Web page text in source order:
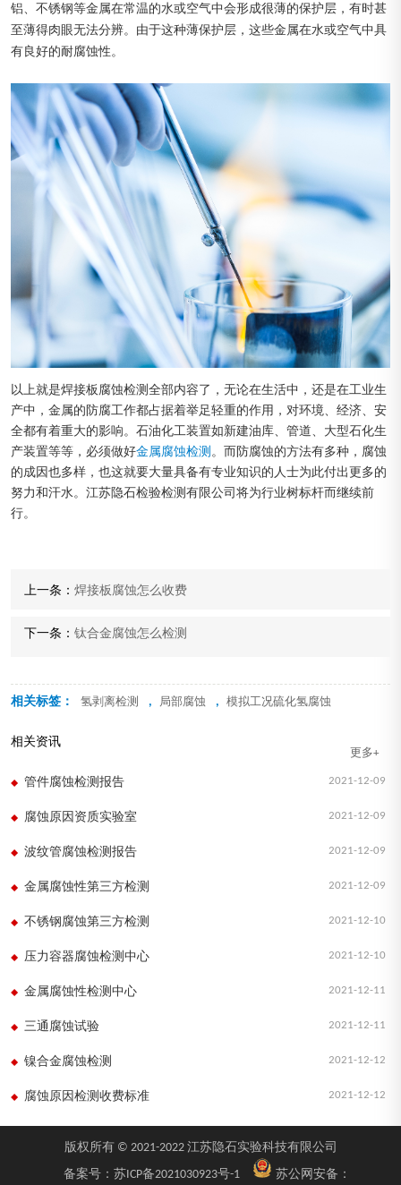
铝、不锈钢等金属在常温的水或空气中会形成很薄的保护层，有时甚
至薄得肉眼无法分辨。由于这种薄保护层，这些金属在水或空气中具
有良好的耐腐蚀性。
以上就是焊接板腐蚀检测全部内容了，无论在生活中，还是在工业生
产中，金属的防腐工作都占据着举足轻重的作用，对环境、经济、安
全都有着重大的影响。石油化工装置如新建油库、管道、大型石化生
产装置等等，必须做好金属腐蚀检测 。而防腐蚀的方法有多种，腐蚀
的成因也多样，也这就要大量具备有专业知识的人士为此付出更多的
努力和汗水。江苏隐石检验检测有限公司将为行业树标杆而继续前
行。
上一条： 焊接板腐蚀怎么收费
下一条： 钛合金腐蚀怎么检测
相关标签： 氢剥离检测 , 局部腐蚀 , 模拟工况硫化氢腐蚀
相关资讯
更多+
2021-12-09
管件腐蚀检测报告
2021-12-09
腐蚀原因资质实验室
2021-12-09
波纹管腐蚀检测报告
2021-12-09
金属腐蚀性第三方检测
2021-12-10
不锈钢腐蚀第三方检测
2021-12-10
压力容器腐蚀检测中心
2021-12-11
金属腐蚀性检测中心
2021-12-11
三通腐蚀试验
2021-12-12
镍合金腐蚀检测
2021-12-12
腐蚀原因检测收费标准
版权所有 © 2021-2022 江苏隐石实验科技有限公司
备案号： 苏ICP备2021030923号-1 苏公网安备：